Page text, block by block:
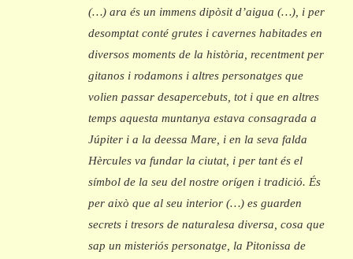
(…) ara és un immens dipòsit d’aigua (…), i per
desomptat conté grutes i cavernes habitades en
diversos moments de la història, recentment per
gitanos i rodamons i altres personatges que
volien passar desapercebuts, tot i que en altres
temps aquesta muntanya estava consagrada a
Júpiter i a la deessa Mare, i en la seva falda
Hèrcules va fundar la ciutat, i per tant és el
símbol de la seu del nostre orígen i tradició. És
per això que al seu interior (…) es guarden
secrets i tresors de naturalesa diversa, cosa que
sap un misteriós personatge, la Pitonissa de